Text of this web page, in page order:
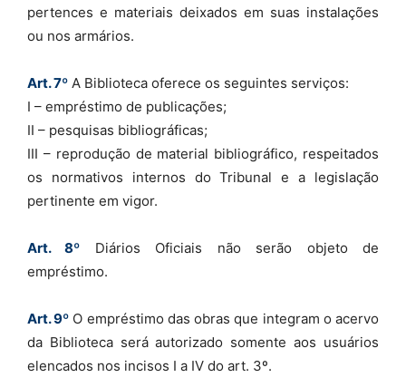
pertences e materiais deixados em suas instalações
ou nos armários.
Art. 7º A Biblioteca oferece os seguintes serviços:
I – empréstimo de publicações;
II – pesquisas bibliográficas;
III – reprodução de material bibliográfico, respeitados
os normativos internos do Tribunal e a legislação
pertinente em vigor.
Art. 8º Diários Oficiais não serão objeto de
empréstimo.
Art. 9º O empréstimo das obras que integram o acervo
da Biblioteca será autorizado somente aos usuários
elencados nos incisos I a IV do art. 3º.